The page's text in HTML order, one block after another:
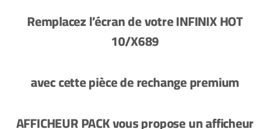
Remplacez l’écran de votreINFINIX HOT
10/X689
avec cette pièce de rechange premium
AFFICHEUR PACK vous propose un afficheur